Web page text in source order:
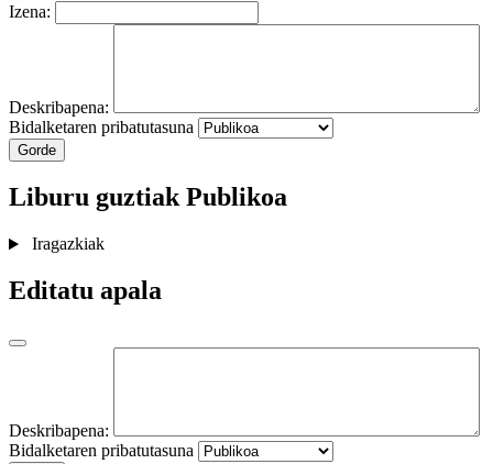
Izena:
Deskribapena:
Bidalketaren pribatutasuna
Gorde
Liburu guztiakPublikoa
Iragazkiak
Editatu apala
Deskribapena:
Bidalketaren pribatutasuna